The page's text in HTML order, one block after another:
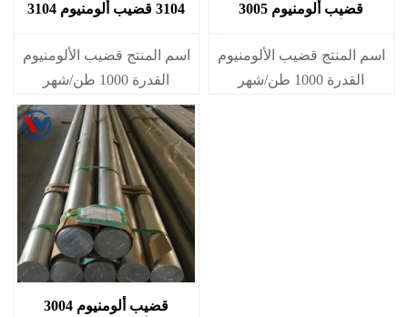
3104 قضيب ألومنيوم 3104
اسم المنتج قضيب الألومنيوم
القدرة 1000 طن/شهر
قضيب ألومنيوم 3005
ألومنيوم 3005
اسم المنتج قضيب الألومنيوم
القدرة 1000 طن/شهر
قضيب ألومنيوم 3004